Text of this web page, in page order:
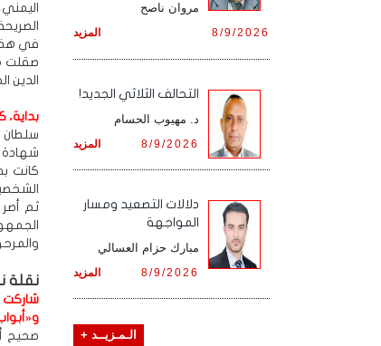
في
صقلت
الدين
شهادة
كانت
ثم
نقلة
شاركت
صحيح
مروان ناصح
المزيد 8/9/2026
التحالف الثلاثي الجديد!
د. مهيوب الحسام
المزيد 8/9/2026
دلالات التصعيد ومسار
المواجهة
مبارك حزام العسالي
المزيد 8/9/2026
الـمـزيــد +